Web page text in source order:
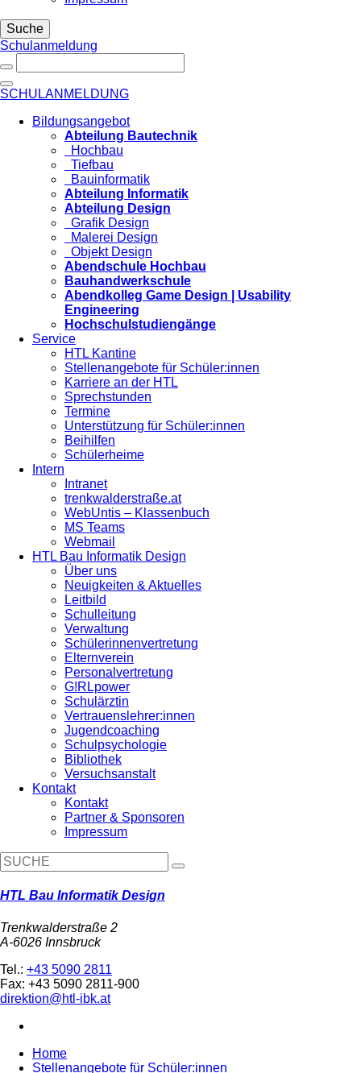
Suche
Schulanmeldung
SCHULANMELDUNG
Bildungsangebot
Abteilung Bautechnik
Hochbau
Tiefbau
Bauinformatik
Abteilung Informatik
Abteilung Design
Grafik Design
Malerei Design
Objekt Design
Abendschule Hochbau
Bauhandwerkschule
Abendkolleg Game Design | Usability
Engineering
Hochschulstudiengänge
Service
HTL Kantine
Stellenangebote für Schüler:innen
Karriere an der HTL
Sprechstunden
Termine
Unterstützung für Schüler:innen
Beihilfen
Schülerheime
Intern
Intranet
trenkwalderstraße.at
WebUntis – Klassenbuch
MS Teams
Webmail
HTL Bau Informatik Design
Über uns
Neuigkeiten & Aktuelles
Leitbild
Schulleitung
Verwaltung
Schülerinnenvertretung
Elternverein
Personalvertretung
G!RLpower
Schulärztin
Vertrauenslehrer:innen
Jugendcoaching
Schulpsychologie
Bibliothek
Versuchsanstalt
Kontakt
Kontakt
Partner & Sponsoren
Impressum
HTL Bau Informatik Design
Trenkwalderstraße 2
A-6026 Innsbruck
Tel.: +43 5090 2811
Fax: +43 5090 2811-900
direktion@htl-ibk.at
Home
Stellenangebote für Schüler:innen